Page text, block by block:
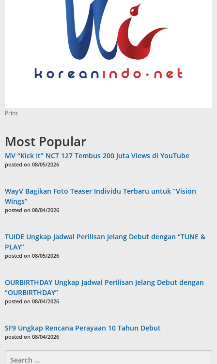
Print
Most Popular
MV “Kick It” NCT 127 Tembus 200 Juta Views di YouTube
posted on 08/05/2026
WayV Bagikan Foto Teaser Individu Terbaru untuk “Vision
Wings”
posted on 08/04/2026
TUIDE Ungkap Jadwal Perilisan Jelang Debut dengan “TUNE &
PLAY”
posted on 08/05/2026
OURBIRTHDAY Ungkap Jadwal Perilisan Jelang Debut dengan
“OURBIRTHDAY”
posted on 08/04/2026
SF9 Ungkap Rencana Perayaan 10 Tahun Debut
posted on 08/04/2026